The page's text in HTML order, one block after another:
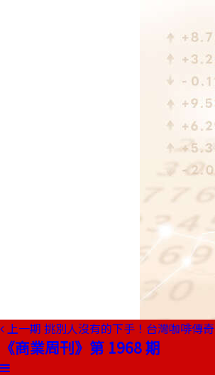
上一期 挑別人沒有的下手！台灣咖啡傳奇
《商業周刊》第 1968 期